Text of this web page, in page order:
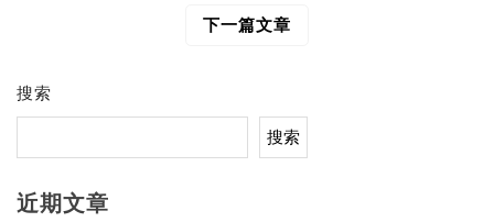
下一篇文章
搜索
搜索
近期文章